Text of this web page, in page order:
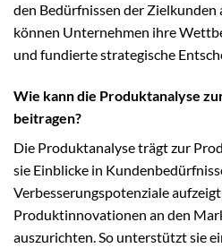
den Bedürfnissen der
können Unternehmen ihre
und fundierte strategische
Wie kann die Produktanalyse
beitragen?
Die Produktanalyse trägt zur
sie Einblicke in
Verbesserungspotenziale
Produktinnovationen an den
auszurichten. So unterstützt sie